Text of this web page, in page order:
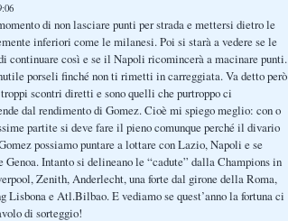
di non lasciare punti per strada e mettersi dietro le
inferiori come le milanesi. Poi si starà a vedere se le
continuare così e se il Napoli ricomincerà a macinare punti.
porseli finché non ti rimetti in carreggiata. Va detto però
scontri diretti e sono quelli che purtroppo ci
dal rendimento di Gomez. Cioè mi spiego meglio: con o
partite si deve fare il pieno comunque perché il divario
possiamo puntare a lottare con Lazio, Napoli e se
Genoa. Intanto si delineano le “cadute” dalla Champions in
Zenith, Anderlecht, una forte dal girone della Roma,
Lisbona e Atl.Bilbao. E vediamo se quest’anno la fortuna ci
di sorteggio!